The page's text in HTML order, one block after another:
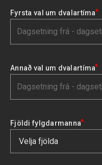
Fyrsta val um dvalartíma*
Annað val um dvalartíma*
Fjöldi fylgdarmanna*